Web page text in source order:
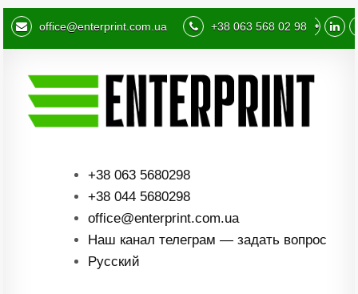
office@enterprint.com.ua +38 063 568 02 98
+38 063 5680298
+38 044 5680298
office@enterprint.com.ua
Наш канал телеграм — задать вопрос
Русский